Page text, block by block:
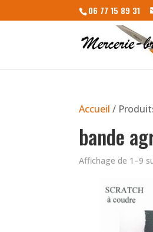
06 77 15 89 31
Accueil /
bande
Affichage de 1–9